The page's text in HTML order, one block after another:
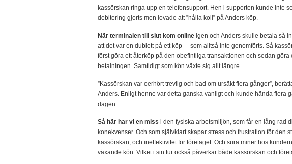
kassörskan ringa upp en telefonsupport. Hen i supporten kunde inte
debitering gjorts men lovade att ”hålla koll” på Anders köp.
När terminalen till slut kom online igen och Anders skulle betala så
att det var en dublett på ett köp – som alltså inte genomförts. Så
först göra ett återköp på den obefintliga transaktionen och sedan göra
betalningen. Samtidigt som kön växte sig allt längre …
”Kassörskan var oerhört trevlig och bad om ursäkt flera gånger”,
Anders. Enligt henne var detta ganska vanligt och kunde hända flera
dagen.
Så här har vi en miss i den fysiska arbetsmiljön, som får en lång rad
konekvenser. Och som självklart skapar stress och frustration för den
kassörskan, och ineffektivitet för företaget. Och sura miner hos
växande kön. Vilket i sin tur också påverkar både kassörskan och